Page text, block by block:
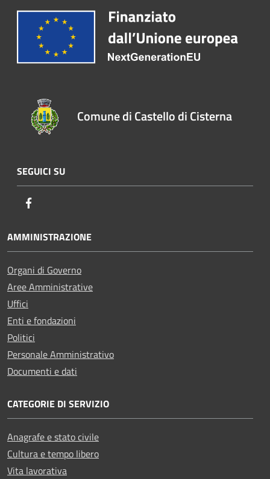
Comune di Castello di Cisterna
SEGUICI SU
AMMINISTRAZIONE
Organi di Governo
Aree Amministrative
Uffici
Enti e fondazioni
Politici
Personale Amministrativo
Documenti e dati
CATEGORIE DI SERVIZIO
Anagrafe e stato civile
Cultura e tempo libero
Vita lavorativa